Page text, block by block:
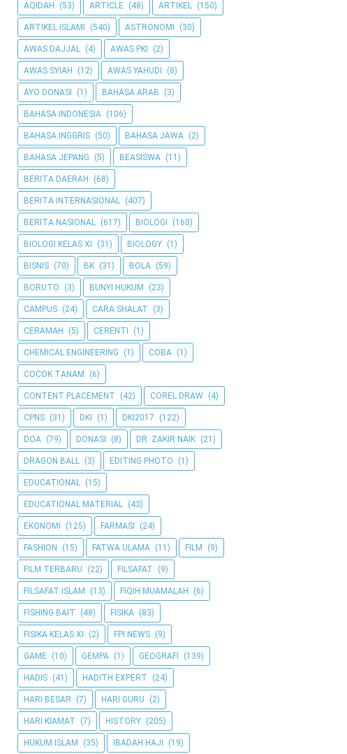
AQIDAH (53) ARTICLE (48) ARTIKEL (150)
ARTIKEL ISLAMI (540) ASTRONOMI (30)
AWAS DAJJAL (4) AWAS PKI (2)
AWAS SYIAH (12) AWAS YAHUDI (8)
AYO DONASI (1) BAHASA ARAB (3)
BAHASA INDONESIA (106)
BAHASA INGGRIS (50) BAHASA JAWA (2)
BAHASA JEPANG (5) BEASISWA (11)
BERITA DAERAH (68)
BERITA INTERNASIONAL (407)
BERITA NASIONAL (617) BIOLOGI (160)
BIOLOGI KELAS XI (31) BIOLOGY (1)
BISNIS (70) BK (31) BOLA (59)
BORUTO (3) BUNYI HUKUM (23)
CAMPUS (24) CARA SHALAT (3)
CERAMAH (5) CERENTI (1)
CHEMICAL ENGINEERING (1) COBA (1)
COCOK TANAM (6)
CONTENT PLACEMENT (42) COREL DRAW (4)
CPNS (31) DKI (1) DKI2017 (122)
DOA (79) DONASI (8) DR. ZAKIR NAIK (21)
DRAGON BALL (3) EDITING PHOTO (1)
EDUCATIONAL (15)
EDUCATIONAL MATERIAL (43)
EKONOMI (125) FARMASI (24)
FASHION (15) FATWA ULAMA (11) FILM (9)
FILM TERBARU (22) FILSAFAT (9)
FILSAFAT ISLAM (13) FIQIH MUAMALAH (6)
FISHING BAIT (48) FISIKA (83)
FISIKA KELAS XI (2) FPI NEWS (9)
GAME (10) GEMPA (1) GEOGRAFI (139)
HADIS (41) HADITH EXPERT (24)
HARI BESAR (7) HARI GURU (2)
HARI KIAMAT (7) HISTORY (205)
HUKUM ISLAM (35) IBADAH HAJI (19)